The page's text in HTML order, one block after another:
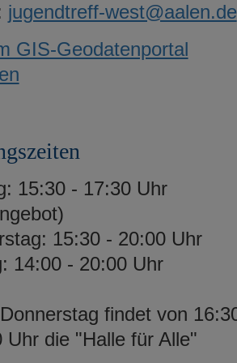
jugendtreff-west@aalen.de
GIS-Geodatenportal
15:30 - 17:30 Uhr
15:30 - 20:00 Uhr
14:00 - 20:00 Uhr
findet von
Uhr die "Halle für Alle"